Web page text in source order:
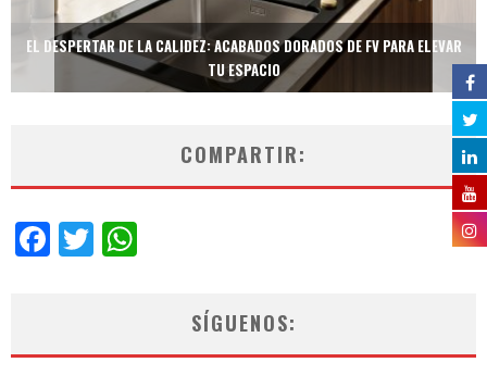
EL DESPERTAR DE LA CALIDEZ: ACABADOS DORADOS DE FV PARA ELEVAR
TU ESPACIO
COMPARTIR:
Facebook
Twitter
SÍGUENOS: